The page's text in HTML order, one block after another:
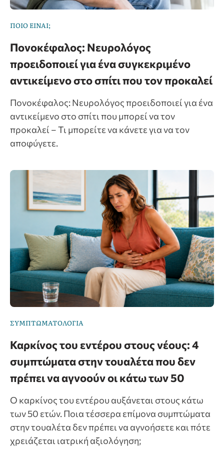
ΠΟΙΟ ΕΙΝΑΙ;
Πονοκέφαλος: Νευρολόγος
προειδοποιεί για ένα συγκεκριμένο
αντικείμενο στο σπίτι που τον προκαλεί
Πονοκέφαλος: Νευρολόγος προειδοποιεί για ένα
αντικείμενο στο σπίτι που μπορεί να τον
προκαλεί – Τι μπορείτε να κάνετε για να τον
αποφύγετε.
ΣΥΜΠΤΩΜΑΤΟΛΟΓΙΑ
Καρκίνος του εντέρου στους νέους: 4
συμπτώματα στην τουαλέτα που δεν
πρέπει να αγνοούν οι κάτω των 50
Ο καρκίνος του εντέρου αυξάνεται στους κάτω
των 50 ετών. Ποια τέσσερα επίμονα συμπτώματα
στην τουαλέτα δεν πρέπει να αγνοήσετε και πότε
χρειάζεται ιατρική αξιολόγηση;